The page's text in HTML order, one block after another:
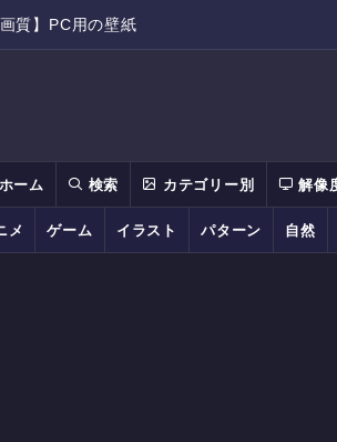
画質】PC用の壁紙
ホーム 検索 カテゴリー別 解像
メ ゲーム イラスト パターン 自然